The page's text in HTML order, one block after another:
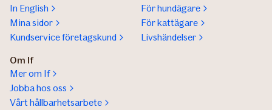
In English
Mina sidor
Kundservice företagskund
För hundägare
För kattägare
Livshändelser
Om If
Mer om If
Jobba hos oss
Vårt hållbarhetsarbete